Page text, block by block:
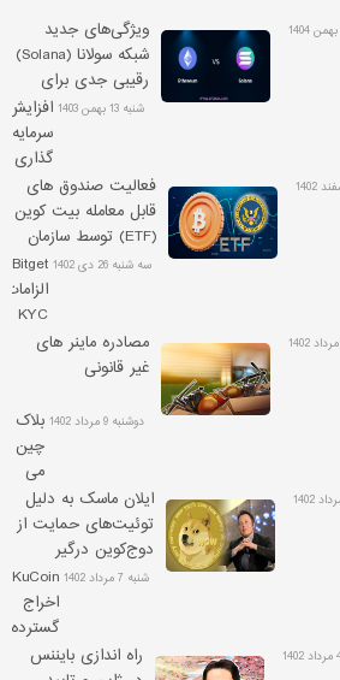
ویژگی‌های جدید
شبکه سولانا (Solana)
رقیبی جدی برای
اتریوم
شنبه 13 بهمن 1403
افزایش
سرمایه
گذاری
ها در
ارزهای
دیجیتال
با
رسیدن
قیمت
بیت
کانال
60
هزار
دلار
فعالیت صندوق های
قابل معامله بیت کوین
(ETF) توسط سازمان
بورس آمریکا تایید شد
سه شنبه 26 دی 1402
Bitget
الزامات
KYC
را
کند
مصادره ماینر های
غیر قانونی
دوشنبه 9 مرداد 1402
بلاک
چین
می
تواند
تا
10
میلیارد
دلار
برای
ایلان ماسک به دلیل
توئیت‌های حمایت از
دوج‌کوین درگیر
شکایت ۲۵۸
شنبه 7 مرداد 1402
KuCoin
اخراج
گسترده
کارکنان
راه اندازی بایننس